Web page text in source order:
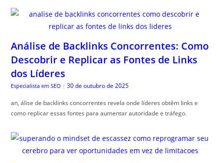
Análise de Backlinks Concorrentes: Como
Descobrir e Replicar as Fontes de Links
dos Líderes
Especialista em SEO | 30 de outubro de 2025
an, álise de backlinks concorrentes revela onde líderes obtêm links e
como replicar essas fontes para aumentar autoridade e tráfego.